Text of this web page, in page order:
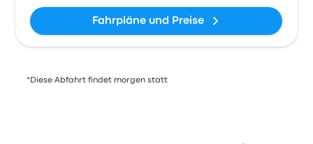
Fahrpläne und Preise
*Diese Abfahrt findet morgen statt